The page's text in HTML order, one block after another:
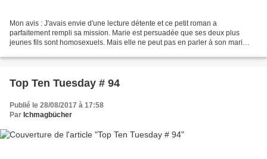
Mon avis : J'avais envie d'une lecture détente et ce petit roman a
parfaitement rempli sa mission. Marie est persuadée que ses deux plus
jeunes fils sont homosexuels. Mais elle ne peut pas en parler à son mari
Top Ten Tuesday # 94
Publié le 28/08/2017 à 17:58
Par Ichmagbücher